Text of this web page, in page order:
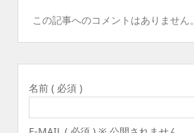
この記事へのコメントはありません。
名前 ( 必須 )